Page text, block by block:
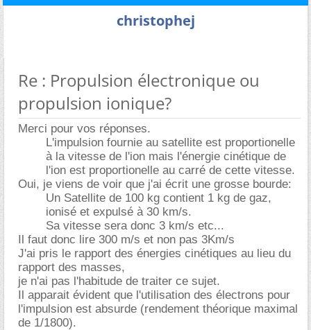
christophej
Re : Propulsion électronique ou
propulsion ionique?
Merci pour vos réponses.
L'impulsion fournie au satellite est proportionelle
à la vitesse de l'ion mais l'énergie cinétique de
l'ion est proportionelle au carré de cette vitesse.
Oui, je viens de voir que j'ai écrit une grosse bourde:
Un Satellite de 100 kg contient 1 kg de gaz,
ionisé et expulsé à 30 km/s.
Sa vitesse sera donc 3 km/s etc...
Il faut donc lire 300 m/s et non pas 3Km/s
J'ai pris le rapport des énergies cinétiques au lieu du
rapport des masses,
je n'ai pas l'habitude de traiter ce sujet.
Il apparait évident que l'utilisation des électrons pour
l'impulsion est absurde (rendement théorique maximal
de 1/1800).